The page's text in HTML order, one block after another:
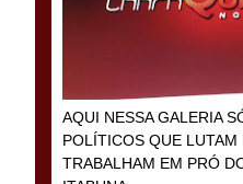
AQUI NESSA GALERIA
POLÍTICOS QUE LUTAM
TRABALHAM EM PRÓ